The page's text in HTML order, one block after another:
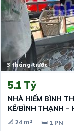
3 tháng trước
5.1 Tỷ
NHÀ HIẾM BÌNH
KẾ/BÌNH THẠNH –
📐 24 m² 🛏 1 PN